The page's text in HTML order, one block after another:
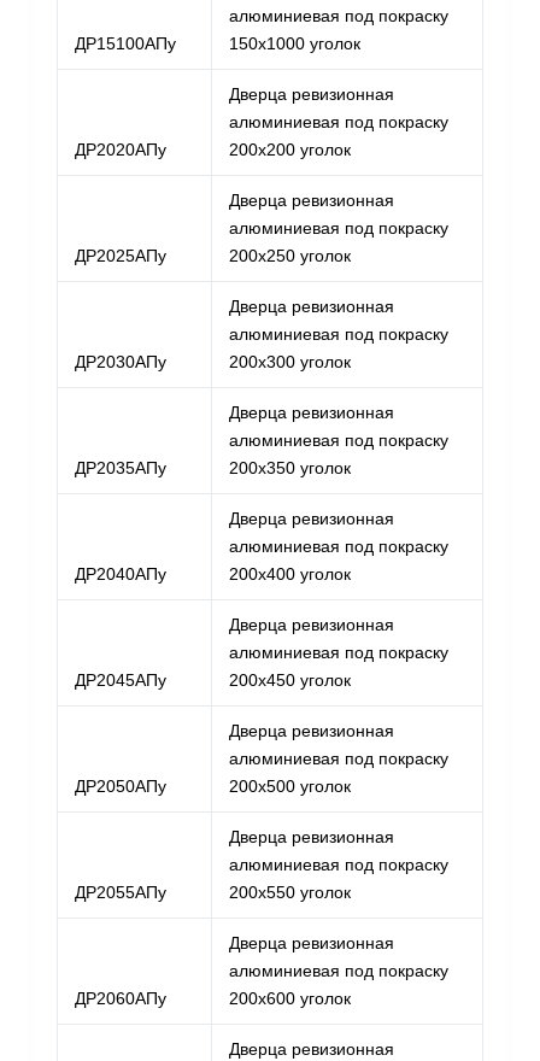
ДР15100АПу
алюминиевая под покраску
150х1000 уголок
ДР2020АПу
Дверца ревизионная
алюминиевая под покраску
200х200 уголок
ДР2025АПу
Дверца ревизионная
алюминиевая под покраску
200х250 уголок
ДР2030АПу
Дверца ревизионная
алюминиевая под покраску
200х300 уголок
ДР2035АПу
Дверца ревизионная
алюминиевая под покраску
200х350 уголок
ДР2040АПу
Дверца ревизионная
алюминиевая под покраску
200х400 уголок
ДР2045АПу
Дверца ревизионная
алюминиевая под покраску
200х450 уголок
ДР2050АПу
Дверца ревизионная
алюминиевая под покраску
200х500 уголок
ДР2055АПу
Дверца ревизионная
алюминиевая под покраску
200х550 уголок
ДР2060АПу
Дверца ревизионная
алюминиевая под покраску
200х600 уголок
Дверца ревизионная